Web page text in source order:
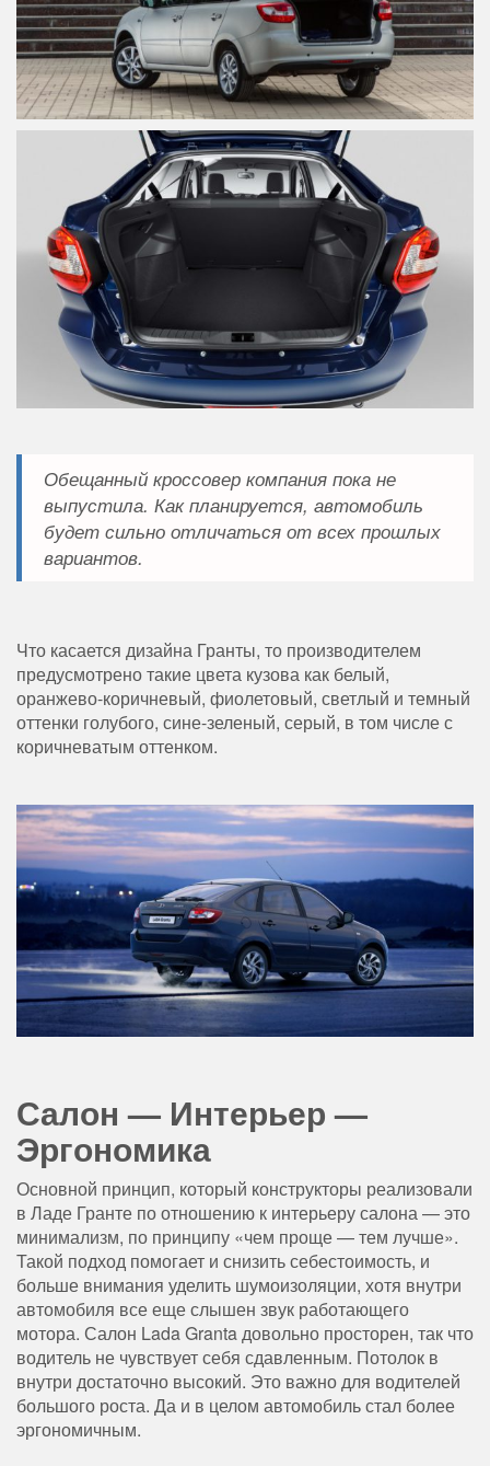
Обещанный кроссовер компания пока не
выпустила. Как планируется, автомобиль
будет сильно отличаться от всех прошлых
вариантов.
Что касается дизайна Гранты, то производителем
предусмотрено такие цвета кузова как белый,
оранжево-коричневый, фиолетовый, светлый и темный
оттенки голубого, сине-зеленый, серый, в том числе с
коричневатым оттенком.
Салон — Интерьер —
Эргономика
Основной принцип, который конструкторы реализовали
в Ладе Гранте по отношению к интерьеру салона — это
минимализм, по принципу «чем проще — тем лучше».
Такой подход помогает и снизить себестоимость, и
больше внимания уделить шумоизоляции, хотя внутри
автомобиля все еще слышен звук работающего
мотора. Салон Lada Granta довольно просторен, так что
водитель не чувствует себя сдавленным. Потолок в
внутри достаточно высокий. Это важно для водителей
большого роста. Да и в целом автомобиль стал более
эргономичным.